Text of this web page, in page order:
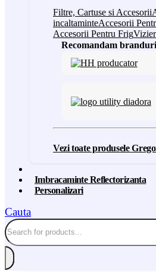
Filtre, Cartuse si Accesorii
incaltaminteAccesorii
Accesorii Pentru Frig
Recomandam
Vezi toate produsele
Imbracaminte Reflectorizanta
Personalizari
Cauta